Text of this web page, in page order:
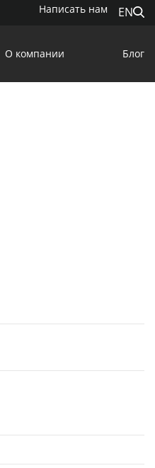
Написать нам EN
О компании Блог